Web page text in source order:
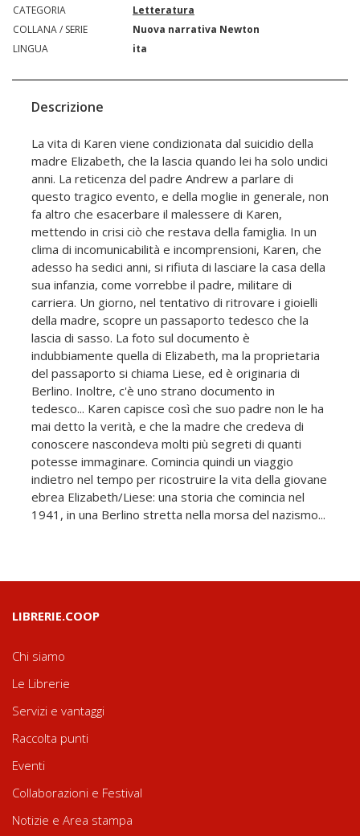
CATEGORIA
Letteratura
COLLANA / SERIE
Nuova narrativa Newton
LINGUA
ita
Descrizione
La vita di Karen viene condizionata dal suicidio della
madre Elizabeth, che la lascia quando lei ha solo undici
anni. La reticenza del padre Andrew a parlare di
questo tragico evento, e della moglie in generale, non
fa altro che esacerbare il malessere di Karen,
mettendo in crisi ciò che restava della famiglia. In un
clima di incomunicabilità e incomprensioni, Karen, che
adesso ha sedici anni, si rifiuta di lasciare la casa della
sua infanzia, come vorrebbe il padre, militare di
carriera. Un giorno, nel tentativo di ritrovare i gioielli
della madre, scopre un passaporto tedesco che la
lascia di sasso. La foto sul documento è
indubbiamente quella di Elizabeth, ma la proprietaria
del passaporto si chiama Liese, ed è originaria di
Berlino. Inoltre, c'è uno strano documento in
tedesco... Karen capisce così che suo padre non le ha
mai detto la verità, e che la madre che credeva di
conoscere nascondeva molti più segreti di quanti
potesse immaginare. Comincia quindi un viaggio
indietro nel tempo per ricostruire la vita della giovane
ebrea Elizabeth/Liese: una storia che comincia nel
1941, in una Berlino stretta nella morsa del nazismo...
LIBRERIE.COOP
Chi siamo
Le Librerie
Servizi e vantaggi
Raccolta punti
Eventi
Collaborazioni e Festival
Notizie e Area stampa